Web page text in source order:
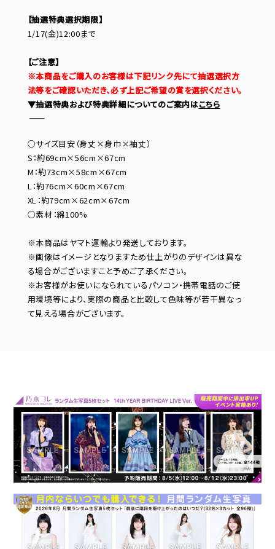
【抽選特典選択期限】
1/17(金)12:00まで
【ご注意】
※本商品をご購入のお客様は下記リンク先にて抽選選択方
法等をご確認いただき、必ず上記ご希望の賞を選択ください。
▼抽選特典および特典詳細についてのご案内はこちら
―――――――――――
○サイズ目安（身丈×身巾×袖丈）
S：約69cm×56cm×67cm
M：約73cm×58cm×67cm
L：約76cm×60cm×67cm
XL：約79cm×62cm×67cm
○素材：綿100%
※本商品はヤマト運輸より発送しております。
※画像はイメージとなりますため仕上がりのデザインは異な
る場合がございますこと予めご了承ください。
※お客様がお使いになられているパソコン・携帯電話のご使
用環境等により、実際の商品と比較して色味等が若干異なっ
て見える場合がございます。